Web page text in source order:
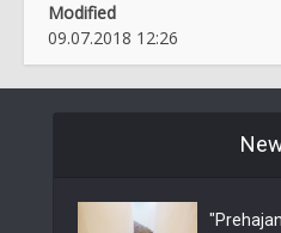
Modified
09.07.2018 12:26